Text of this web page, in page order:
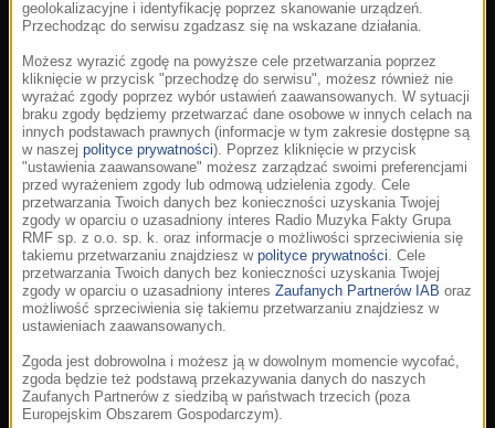
Korzystanie z portalu oznacza akceptację
geolokalizacyjne i identyfikację poprzez skanowanie urządzeń.
Przechodząc do serwisu zgadzasz się na wskazane działania.
Możesz wyrazić zgodę na powyższe cele przetwarzania poprzez
kliknięcie w przycisk "przechodzę do serwisu", możesz również nie
wyrażać zgody poprzez wybór ustawień zaawansowanych. W sytuacji
braku zgody będziemy przetwarzać dane osobowe w innych celach na
innych podstawach prawnych (informacje w tym zakresie dostępne są
w naszej polityce prywatności). Poprzez kliknięcie w przycisk
"ustawienia zaawansowane" możesz zarządzać swoimi preferencjami
przed wyrażeniem zgody lub odmową udzielenia zgody. Cele
przetwarzania Twoich danych bez konieczności uzyskania Twojej
zgody w oparciu o uzasadniony interes Radio Muzyka Fakty Grupa
RMF sp. z o.o. sp. k. oraz informacje o możliwości sprzeciwienia się
takiemu przetwarzaniu znajdziesz w polityce prywatności. Cele
przetwarzania Twoich danych bez konieczności uzyskania Twojej
zgody w oparciu o uzasadniony interes Zaufanych Partnerów IAB oraz
możliwość sprzeciwienia się takiemu przetwarzaniu znajdziesz w
ustawieniach zaawansowanych.
Zgoda jest dobrowolna i możesz ją w dowolnym momencie wycofać,
zgoda będzie też podstawą przekazywania danych do naszych
Zaufanych Partnerów z siedzibą w państwach trzecich (poza
Europejskim Obszarem Gospodarczym).